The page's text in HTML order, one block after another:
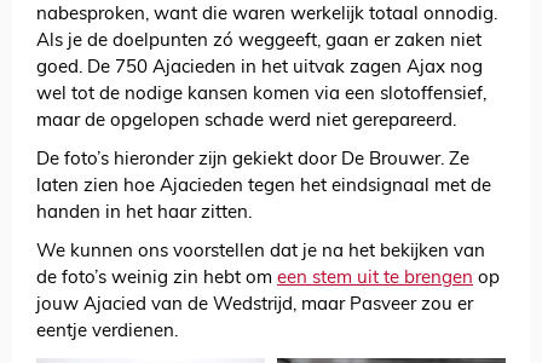
nabesproken, want die waren werkelijk totaal onnodig.
Als je de doelpunten zó weggeeft, gaan er zaken niet
goed. De 750 Ajacieden in het uitvak zagen Ajax nog
wel tot de nodige kansen komen via een slotoffensief,
maar de opgelopen schade werd niet gerepareerd.
De foto’s hieronder zijn gekiekt door De Brouwer. Ze
laten zien hoe Ajacieden tegen het eindsignaal met de
handen in het haar zitten.
We kunnen ons voorstellen dat je na het bekijken van
de foto’s weinig zin hebt om een stem uit te brengen op
jouw Ajacied van de Wedstrijd, maar Pasveer zou er
eentje verdienen.